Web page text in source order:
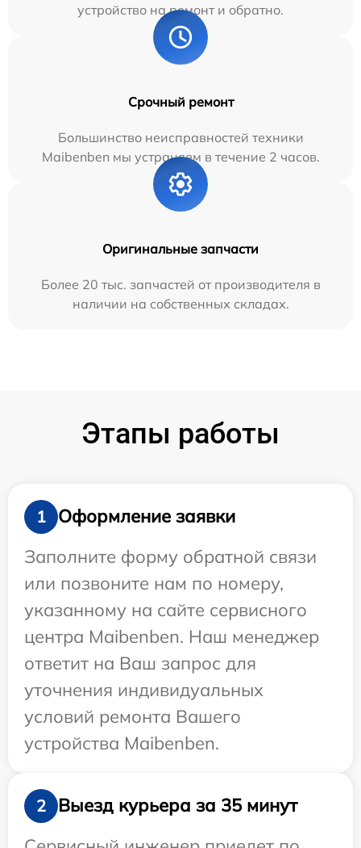
устройство на ремонт и обратно.
Срочный ремонт
Большинство неисправностей техники
Maibenben мы устраняем в течение 2 часов.
Оригинальные запчасти
Более 20 тыс. запчастей от производителя в
наличии на собственных складах.
Этапы работы
1
Оформление заявки
Заполните форму обратной связи
или позвоните нам по номеру,
указанному на сайте сервисного
центра Maibenben. Наш менеджер
ответит на Ваш запрос для
уточнения индивидуальных
условий ремонта Вашего
устройства Maibenben.
2
Выезд курьера за 35 минут